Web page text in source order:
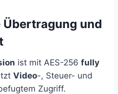
und
ist mit AES-256 fully
Video-, Steuer- und
Zugriff.